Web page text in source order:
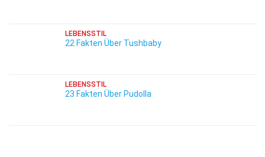
LEBENSSTIL
22 Fakten Über Tushbaby
LEBENSSTIL
23 Fakten Über Pudolla